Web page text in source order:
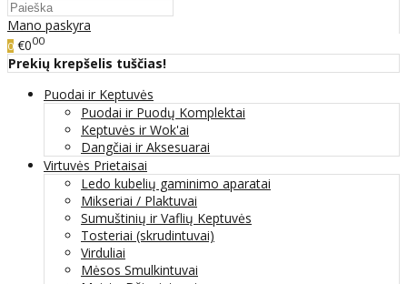
Mano paskyra
0 €000
Prekių krepšelis tuščias!
Puodai ir Keptuvės
Puodai ir Puodų Komplektai
Keptuvės ir Wok'ai
Dangčiai ir Aksesuarai
Virtuvės Prietaisai
Ledo kubelių gaminimo aparatai
Mikseriai / Plaktuvai
Sumuštinių ir Vaflių Keptuvės
Tosteriai (skrudintuvai)
Virduliai
Mėsos Smulkintuvai